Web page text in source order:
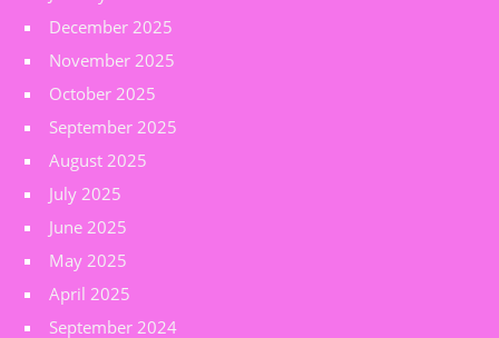
December 2025
November 2025
October 2025
September 2025
August 2025
July 2025
June 2025
May 2025
April 2025
September 2024